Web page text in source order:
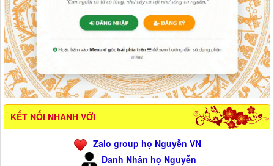
KẾT NỐI NHANH VỚI
Zalo group họ Nguyễn VN
Danh Nhân họ Nguyễn